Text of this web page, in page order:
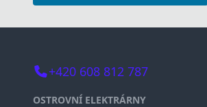
+420 608 812 787
OSTROVNÍ ELEKTRÁRNY